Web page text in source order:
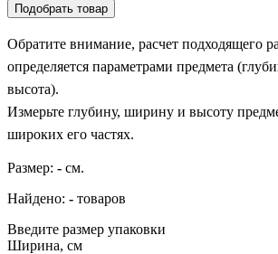
Подобрать товар
Обратите внимание, расчет подходящего
определяется параметрами предмета
высота).
Измерьте глубину, ширину и высоту
широких его частях.
Размер: - см.
Найдено: - товаров
Введите размер упаковки
Ширина, см